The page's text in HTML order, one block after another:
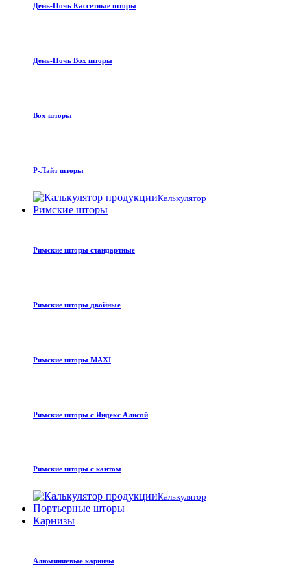
День-Ночь Кассетные шторы
День-Ночь Box шторы
Box шторы
Р-Лайт шторы
Калькулятор
Римские шторы
Римские шторы стандартные
Римские шторы двойные
Римские шторы MAXI
Римские шторы с Яндекс Алисой
Римские шторы с кантом
Калькулятор
Портьерные шторы
Карнизы
Алюминиевые карнизы